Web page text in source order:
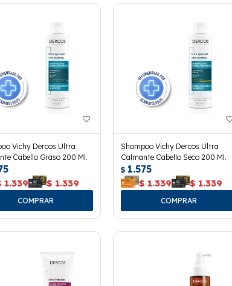
Vichy Dercos Ultra
Cabello Graso 200 Ml.
1.339 $ 1.339
Shampoo Vichy Dercos Ultra
Calmante Cabello Seco 200 Ml.
$ 1.575
$ 1.339 $ 1.339